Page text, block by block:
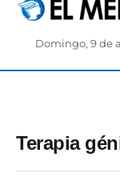
Domingo, 9 de
Terapia